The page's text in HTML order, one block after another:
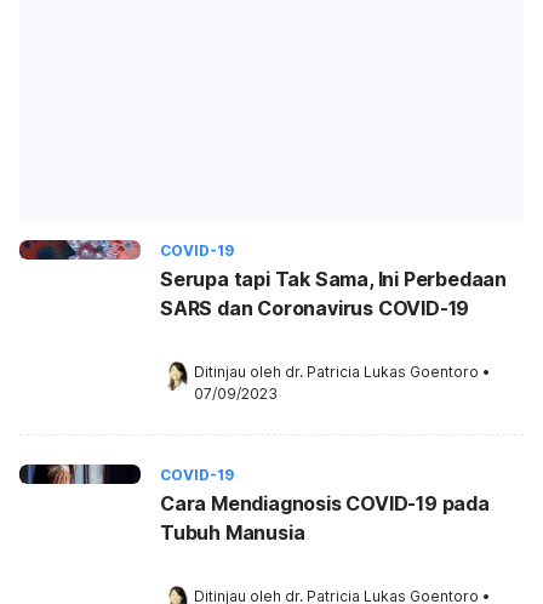
COVID-19
Serupa tapi Tak Sama, Ini Perbedaan
SARS dan Coronavirus COVID-19
Ditinjau oleh dr. Patricia Lukas Goentoro •
07/09/2023
COVID-19
Cara Mendiagnosis COVID-19 pada
Tubuh Manusia
Ditinjau oleh dr. Patricia Lukas Goentoro •